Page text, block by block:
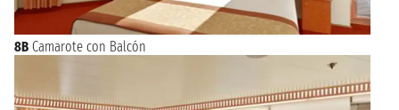
8B Camarote con Balcón